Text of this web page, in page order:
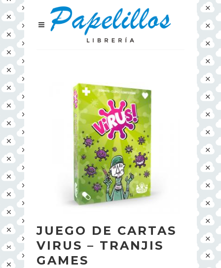
JUEGO DE CARTAS
VIRUS – TRANJIS
GAMES